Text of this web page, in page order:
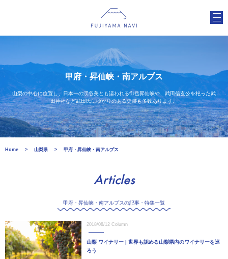
甲府・昇仙峡・南アルプス
山梨の中心に位置し、日本一の渓谷美とも謳われる御岳昇仙峡や、武田信玄公を祀った武
田神社など武田氏にゆかりのある史跡も多数あります。
Home 山梨県 甲府・昇仙峡・南アルプス
Articles
甲府・昇仙峡・南アルプスの記事・特集一覧
2018/08/12 Column
山梨 ワイナリー | 世界も認める山梨県内のワイナリーを巡
ろう